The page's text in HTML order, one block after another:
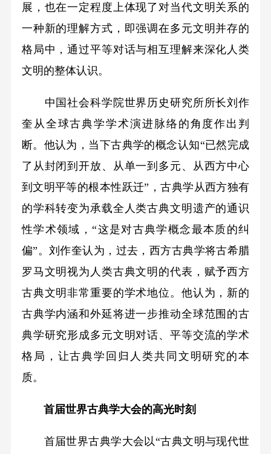
展，也在一定程度上体现了对当代文明关系的
一种新的理解方式，即强调在多元文明并存的
格局中，通过平等对话与相互理解来深化人类
文明的整体认识。
中国社会科学院世界历史研究所所长刘作
奎从全球古典学学术演进脉络的角度作出判
断。他认为，当下古典学的概念认知“已然完成
了从封闭到开放、从单一到多元、从西方中心
到文明平等的根本性跃迁”，古典学从西方独有
的学科转变为承载全人类古典文明遗产的通识
性学术领域，“这是对古典学概念最本质的纠
偏”。刘作奎认为，过去，西方古典学将古希腊
罗马文明视为人类古典文明的代表，赋予西方
古典文明非常重要的学术地位。他认为，新的
古典学内涵和外延将进一步推动全球范围的古
典学研究形成多元文明对话、平等交流的学术
格局，让古典学回归人类共同文明研究的本
质。
首届世界古典学大会的高光时刻
首届世界古典学大会以“古典文明与现代世